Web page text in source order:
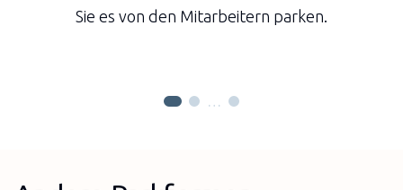
Sie es von den Mitarbeitern parken.
…